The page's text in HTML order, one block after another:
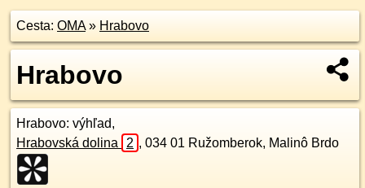
Cesta: OMA» Hrabovo
Hrabovo
Hrabovo: výhľad,
Hrabovská dolina
2 , 034 01 Ružomberok, Malinô Brdo